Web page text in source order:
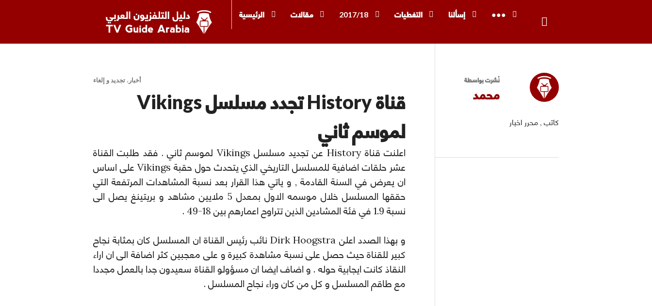
دليل التلفزيون العربي
الرئيسية مقالات 2017/18 التغطيات إسألنا ●●●
أخبار ، تجديد و إلغاء
قناة History تجدد مسلسل Vikings
لموسم ثاني
اعلنت قناة History عن تجديد مسلسل Vikings لموسم ثاني . فقد طلبت القناة
عشر حلقات اضافية للمسلسل التاريخي الذي يتحدث حول حقبة Vikings على اساس
ان يعرض في السنة القادمة , و ياتي هذا القرار بعد نسبة المشاهدات المرتفعة التي
حققها المسلسل خلال موسمه الاول بمعدل 5 ملايين مشاهد و بريتينغ يصل الى
نسبة 1.9 في فئة المشادين الذين تتراوح اعمارهم بين 18-49 .
و بهذا الصدد اعلن Dirk Hoogstra نائب رئيس القناة ان المسلسل كان بمثابة نجاح
كبير للقناة حيث حصل على نسبة مشاهدة كبيرة و على معجبين كثر اضافة الى ان اراء
النقاذ كانت ايجابية حوله . و اضاف ايضا ان مسؤولو القناة سعيدون جدا بالعمل مجددا
مع طاقم المسلسل و كل من كان وراء نجاح المسلسل .
نُشرت بواسطة
محمد
كاتب , محرر اخبار